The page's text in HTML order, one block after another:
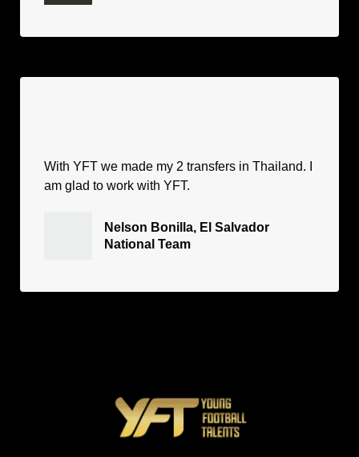
With YFT we made my 2 transfers in Thailand. I
am glad to work with YFT.
Nelson Bonilla, El Salvador
National Team